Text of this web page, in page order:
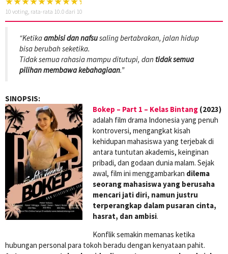
10 voting, rata-rata 10.0 dari 10
“Ketikaambisi dan nafsusaling bertabrakan, jalan hidup
bisa berubah seketika.
Tidak semua rahasia mampu ditutupi, dan tidak semua
pilihan membawa kebahagiaan.”
SINOPSIS:
Bokep – Part 1 – Kelas Bintang (2023)
adalah film drama Indonesia yang penuh
kontroversi, mengangkat kisah
kehidupan mahasiswa yang terjebak di
antara tuntutan akademis, keinginan
pribadi, dan godaan dunia malam. Sejak
awal, film ini menggambarkan dilema
seorang mahasiswa yang berusaha
mencari jati diri, namun justru
terperangkap dalam pusaran cinta,
hasrat, dan ambisi.
Konflik semakin memanas ketika
hubungan personal para tokoh beradu dengan kenyataan pahit.